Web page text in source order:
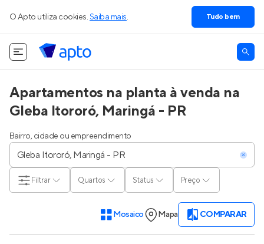
O Apto utiliza cookies. Saiba mais. Tudo bem
Apartamentos na planta à venda na
Gleba Itororó, Maringá - PR
Bairro, cidade ou empreendimento
Quartos Status Preço
Filtrar
Mosaico Mapa COMPARAR